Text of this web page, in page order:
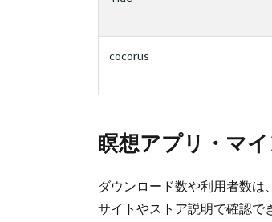
cocorus
瞑想アプリ・マ
ダウンロード数や利用者数は
サイトやストア説明で確認で